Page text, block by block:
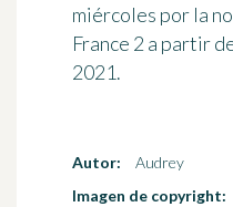
miércoles por la
France 2 a partir
2021.
Autor:
Audrey
Imagen de copyright: